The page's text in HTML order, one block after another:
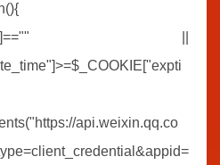
||
api.weixin.qq.co